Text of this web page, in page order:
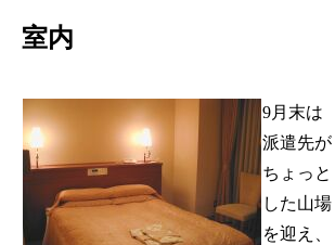
室内
9月末は
派遣先が
ちょっと
した山場
を迎え、